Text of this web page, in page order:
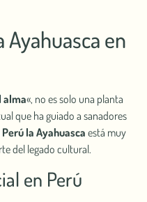
en
alma«, no es solo ͏una planta
que͏ ha ͏guiado a san͏adores
Perú la Ayahuasca está muy
del legado cultu͏ral.
en Perú